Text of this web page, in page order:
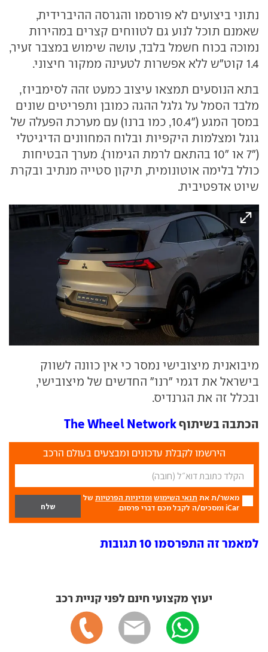
נתוני ביצועים לא פורסמו והגרסה ההיברידית,
שאמנם תוכל לנוע גם לטווחים קצרים במהירות
נמוכה בכוח חשמל בלבד, עושה שימוש במצבר זעיר,
1.4 קוט"ש ללא אפשרות לטעינה ממקור חיצוני.
בתא הנוסעים תמצאו עיצוב כמעט זהה לסימביוז,
מלבד הסמל על גלגל ההגה כמובן ותפריטים שונים
במסך המגע ("10.4, כמו ברנו) עם מערכת הפעלה של
גוגל ומצלמות היקפיות ובלוח המחוונים הדיגיטלי
("7 או "10 בהתאם לרמת הגימור). מערך הבטיחות
כולל בלימה אוטונומית, תיקון סטייה מנתיב ובקרת
שיוט אדפטיבית.
מיבואנית מיצובישי נמסר כי אין כוונה לשווק
בישראל את דגמי "רנו" החדשים של מיצובישי,
ובכלל זה את הגרנדיס.
הכתבה בשיתוףThe Wheel Network
הירשמו לקבלת עדכונים ומבצעים בעולם הרכב
מאשר/ת את תנאי השימוש ומדיניות הפרטיות של
iCar ומסכים/ה לקבל מכם דברי פרסום.
למאמר זה התפרסמו 10 תגובות
יעוץ מקצועי חינם לפני קניית רכב